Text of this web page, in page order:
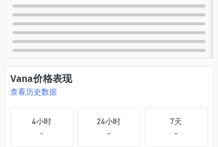
Vana价格表现
查看历史数据
4小时
-
24小时
-
7天
-